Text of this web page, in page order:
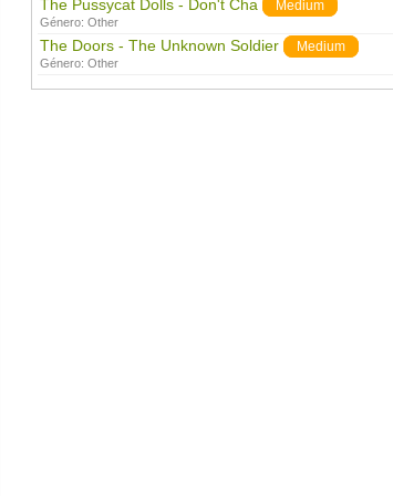
The Pussycat Dolls - Don't Cha Medium
Género: Other
The Doors - The Unknown Soldier Medium
Género: Other